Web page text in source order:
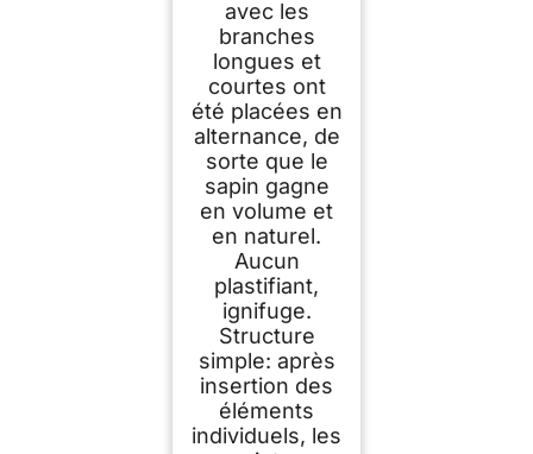
avec les
branches
longues et
courtes ont
été placées en
alternance, de
sorte que le
sapin gagne
en volume et
en naturel.
Aucun
plastifiant,
ignifuge.
Structure
simple: après
insertion des
éléments
individuels, les